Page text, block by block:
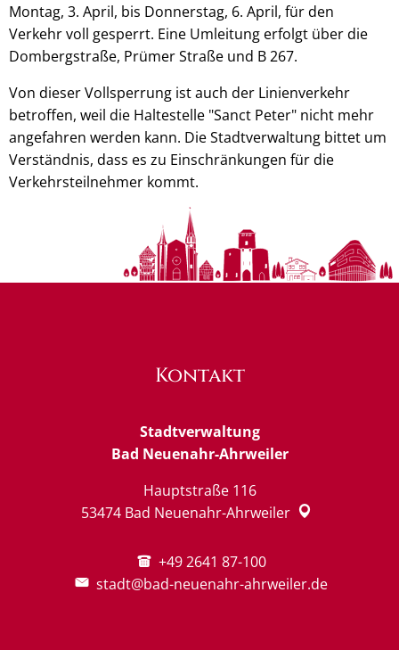
Montag, 3. April, bis Donnerstag, 6. April, für den
Verkehr voll gesperrt. Eine Umleitung erfolgt über die
Dombergstraße, Prümer Straße und B 267.
Von dieser Vollsperrung ist auch der Linienverkehr
betroffen, weil die Haltestelle "Sanct Peter" nicht mehr
angefahren werden kann. Die Stadtverwaltung bittet um
Verständnis, dass es zu Einschränkungen für die
Verkehrsteilnehmer kommt.
Kontakt
Stadtverwaltung
Bad Neuenahr-Ahrweiler
Hauptstraße 116
53474 Bad Neuenahr-Ahrweiler
+49 2641 87-100
stadt@bad-neuenahr-ahrweiler.de